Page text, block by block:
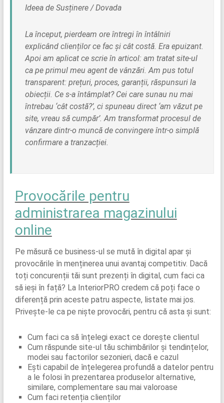
Ideea de Susținere / Dovada
La început, pierdeam ore întregi în întâlniri
explicând clienților ce fac și cât costă. Era epuizant.
Apoi am aplicat ce scrie în articol: am tratat site-ul
ca pe primul meu agent de vânzări. Am pus totul
transparent: prețuri, proces, garanții, răspunsuri la
obiecții. Ce s-a întâmplat? Cei care sunau nu mai
întrebau ‘cât costă?’, ci spuneau direct ‘am văzut pe
site, vreau să cumpăr’. Am transformat procesul de
vânzare dintr-o muncă de convingere într-o simplă
confirmare a tranzacției.
Provocările pentru
administrarea magazinului
online
Pe măsură ce business-ul se mută în digital apar și
provocările în menținerea unui avantaj competitiv. Dacă
toți concurenții tăi sunt prezenți în digital, cum faci ca
să ieși în față? La InteriorPRO credem că poți face o
diferență prin aceste patru aspecte, listate mai jos.
Privește-le ca pe niște provocări, pentru că asta și sunt:
Cum faci ca să înțelegi exact ce dorește clientul
Cum răspunde site-ul tău schimbărilor și tendințelor,
modei sau factorilor sezonieri, dacă e cazul
Ești capabil de înțelegerea profundă a datelor pentru
a le folosi în prezentarea produselor alternative,
similare, complementare sau mai valoroase
Cum faci retenția clienților